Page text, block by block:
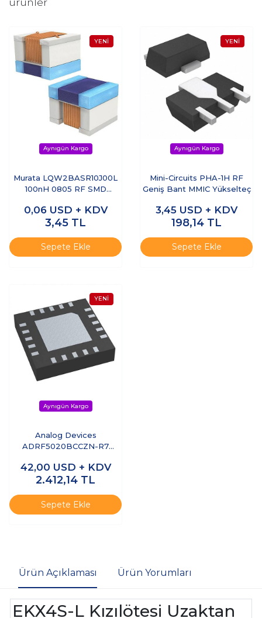
Murata LQW2BASR10J00L
100nH 0805 RF SMD
0,06 USD + KDV
3,45 TL
Sepete Ekle
Mini-Circuits PHA-1H RF
Geniş Bant MMIC Yükselteç
3,45 USD + KDV
198,14 TL
Sepete Ekle
Analog Devices
ADRF5020BCCZN-R7
Anahtar Silicon Switch
42,00 USD + KDV
2.412,14 TL
Sepete Ekle
Ürün Açıklaması Ürün Yorumları
EKX4S-L Kızılötesi Uzaktan